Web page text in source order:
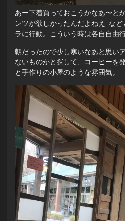
あー下着買っておこうかなあ〜と
ンツが欲しかったんだよねえ…な
ラに行動。こういう時は各自自由
朝だったので少し寒いなあと思い
ないものかと探して、コーヒーを
と手作りの小屋のような雰囲気。